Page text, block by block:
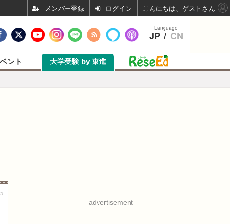
ント 大学受験 by 東進
advertisement
Language
JP / CN
ログイン こんにちは、ゲストさん